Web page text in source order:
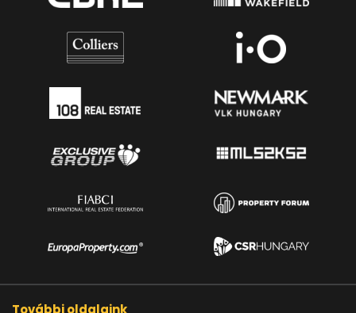
További oldalaink